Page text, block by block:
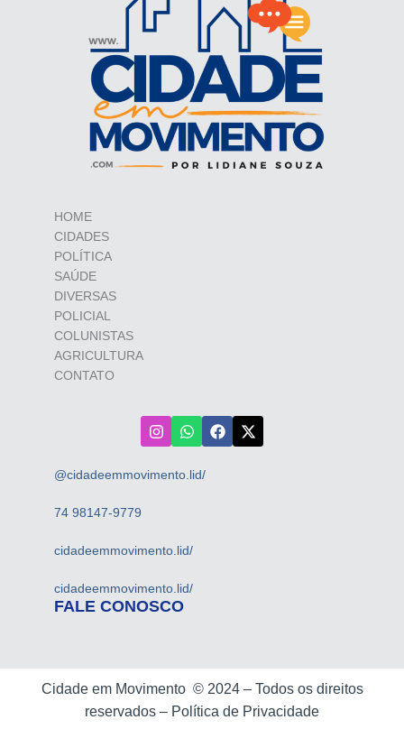
HOME
CIDADES
POLÍTICA
SAÚDE
DIVERSAS
POLICIAL
COLUNISTAS
AGRICULTURA
CONTATO
@cidadeemmovimento.lid/
74 98147-9779
cidadeemmovimento.lid/
cidadeemmovimento.lid/
FALE CONOSCO
Cidade em Movimento © 2024 – Todos os direitos
reservados – Política de Privacidade